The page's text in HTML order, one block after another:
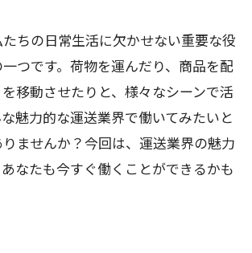
ちの日常生活に欠かせない重要な役
つです。荷物を運んだり、商品を配
移動させたりと、様々なシーンで活
魅力的な運送業界で働いてみたいと
ませんか？今回は、運送業界の魅力
なたも今すぐ働くことができるかも